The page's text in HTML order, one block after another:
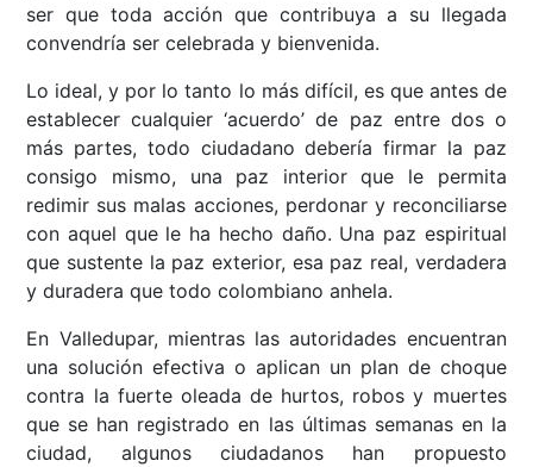
ser que toda acción que contribuya a su llegada
convendría ser celebrada y bienvenida.
Lo ideal, y por lo tanto lo más difícil, es que antes de
establecer cualquier ‘acuerdo’ de paz entre dos o
más partes, todo ciudadano debería firmar la paz
consigo mismo, una paz interior que le permita
redimir sus malas acciones, perdonar y reconciliarse
con aquel que le ha hecho daño. Una paz espiritual
que sustente la paz exterior, esa paz real, verdadera
y duradera que todo colombiano anhela.
En Valledupar, mientras las autoridades encuentran
una solución efectiva o aplican un plan de choque
contra la fuerte oleada de hurtos, robos y muertes
que se han registrado en las últimas semanas en la
ciudad, algunos ciudadanos han propuesto